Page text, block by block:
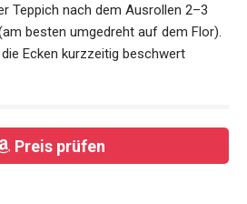
Teppich nach dem Ausrollen 2–3
besten umgedreht auf dem Flor).
Ecken kurzzeitig beschwert
Preis prüfen